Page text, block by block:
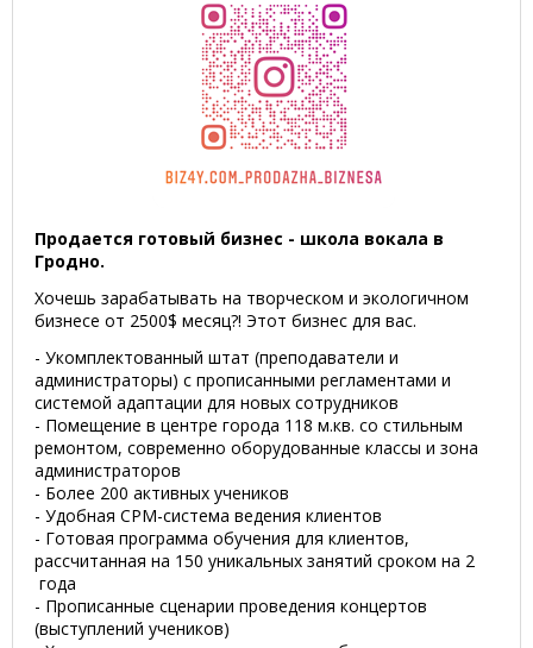
Продается готовый бизнес - школа вокала в
Гродно.
Хочешь зарабатывать на творческом и экологичном
бизнесе от 2500$ месяц?! Этот бизнес для вас.
- Укомплектованный штат (преподаватели и
администраторы) с прописанными регламентами и
системой адаптации для новых сотрудников
- Помещение в центре города 118 м.кв. со стильным
ремонтом, современно оборудованные классы и зона
администраторов
- Более 200 активных учеников
- Удобная СРМ-система ведения клиентов
- Готовая программа обучения для клиентов,
рассчитанная на 150 уникальных занятий сроком на 2
года
- Прописанные сценарии проведения концертов
(выступлений учеников)